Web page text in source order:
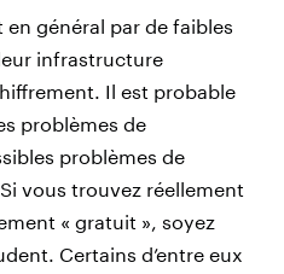
général par de faibles
infrastructure
Il est probable
problèmes de
problèmes de
vous trouvez réellement
« gratuit », soyez
Certains d’entre eux